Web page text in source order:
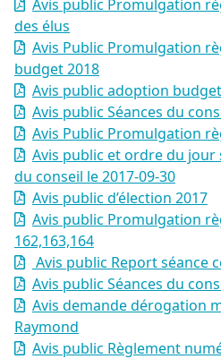
Avis public Promulgation
des élus
Avis Public Promulgation
budget 2018
Avis public adoption
Avis public Séances du
Avis Public Promulgation
Avis public et ordre du
du conseil le 2017-09-30
Avis public d’élection 2017
Avis public Promulgation
162,163,164
Avis public Report séance
Avis public Séances du
Avis demande dérogation
Raymond
Avis public Règlement